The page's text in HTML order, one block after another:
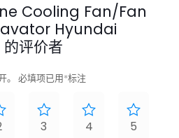
Cooling Fan/Fan
Hyundai
评价者
必填项已用*标注
3 4 5